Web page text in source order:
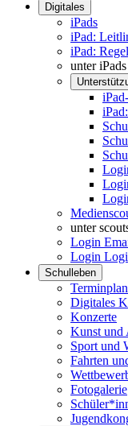
Digitales
iPads
iPad:
iPad:
unter iPads
unter
Login
Login
Schulleben
Terminplan
Digitales
Konzerte
Kunst und
Sport und
Fahrten
Fotogalerie